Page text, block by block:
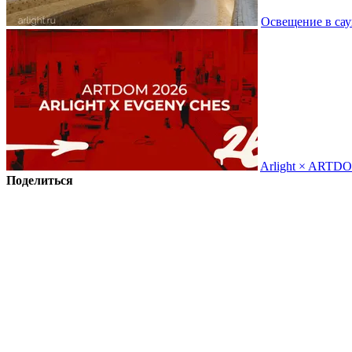
Освещение в
Arlight ×
Поделиться